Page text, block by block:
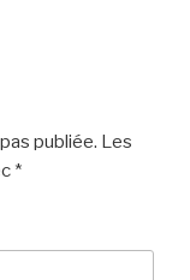
publiée. Les
*